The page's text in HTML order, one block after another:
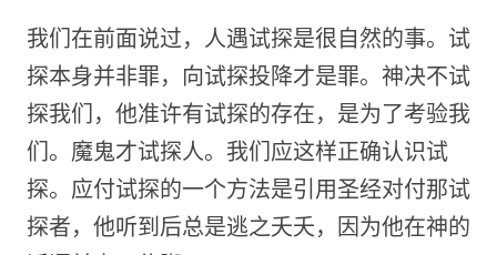
我们在前面说过，人遇试探是很自然的事。试
探本身并非罪，向试探投降才是罪。神决不试
探我们，他准许有试探的存在，是为了考验我
们。魔鬼才试探人。我们应这样正确认识试
探。应付试探的一个方法是引用圣经对付那试
探者，他听到后总是逃之夭夭，因为他在神的